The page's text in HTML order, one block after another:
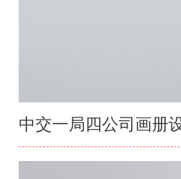
中交一局四公司画册